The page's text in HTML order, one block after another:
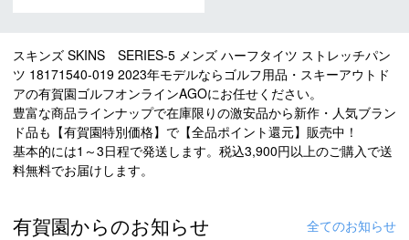
スキンズ SKINS SERIES-5 メンズ ハーフタイツ ストレッチパン
ツ 18171540-019 2023年モデルならゴルフ用品・スキーアウトド
アの有賀園ゴルフオンラインAGOにお任せください。
豊富な商品ラインナップで在庫限りの激安品から新作・人気ブラン
ド品も【有賀園特別価格】で【全品ポイント還元】販売中！
基本的には1～3日程で発送します。税込3,900円以上のご購入で送
料無料でお届けします。
有賀園からのお知らせ 全てのお知らせ